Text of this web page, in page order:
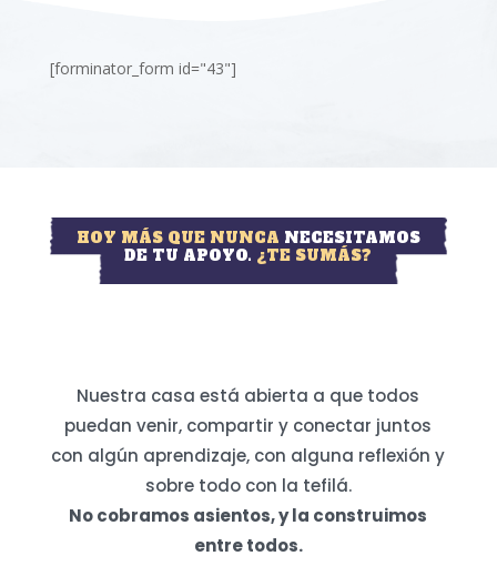
[forminator_form id="43"]
HOY MÁS QUE NUNCA NECESITAMOS
DE TU APOYO. ¿TE SUMÁS?
Nuestra casa está abierta a que todos
puedan venir, compartir y conectar juntos
con algún aprendizaje, con alguna reflexión y
sobre todo con la tefilá.
No cobramos asientos, y la construimos
entre todos.